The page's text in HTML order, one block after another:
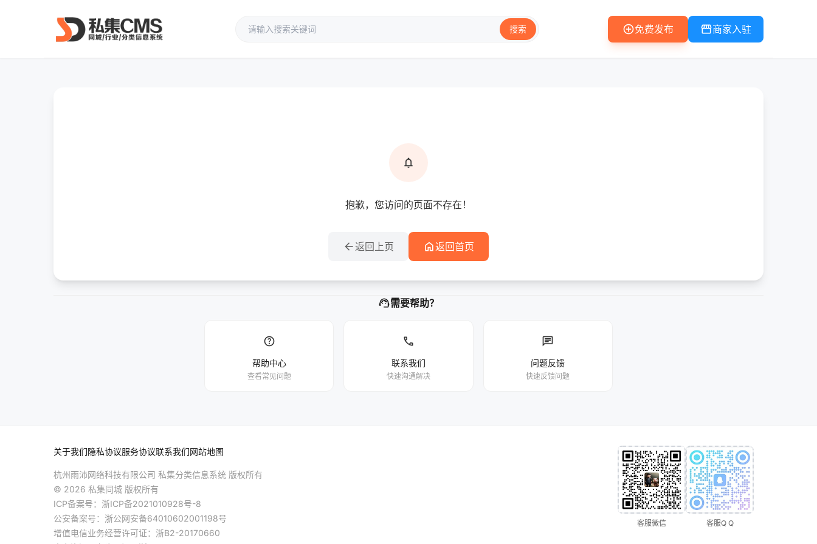
搜索 add_circle免费发布 storefront商家入驻
notifications
抱歉，您访问的页面不存在！
arrow_back返回上页 home返回首页
support_agent需要帮助？
help
帮助中心
查看常见问题
phone
联系我们
快速沟通解决
chat
问题反馈
快速反馈问题
关于我们隐私协议服务协议联系我们网站地图
杭州雨沛网络科技有限公司 私集分类信息系统 版权所有
© 2026 私集同城 版权所有
ICP备案号： 浙ICP备2021010928号-8
公安备案号： 浙公网安备64010602001198号
增值电信业务经营许可证：浙B2-20170660
客服微信 客服Q Q